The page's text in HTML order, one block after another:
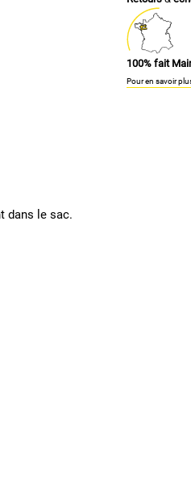
100% fait
Pour en savoir
dans le sac.